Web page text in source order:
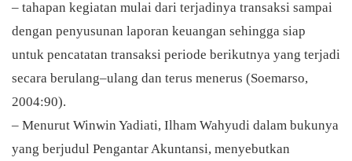
– tahapan kegiatan mulai dari terjadinya transaksi sampai
dengan penyusunan laporan keuangan sehingga siap
untuk pencatatan transaksi periode berikutnya yang terjadi
secara berulang–ulang dan terus menerus (Soemarso,
2004:90).
– Menurut Winwin Yadiati, Ilham Wahyudi dalam bukunya
yang berjudul Pengantar Akuntansi, menyebutkan